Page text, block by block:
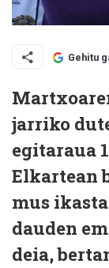
Gehitu
jarriko
egitaraua
Elkartean
mus
dauden
deia,